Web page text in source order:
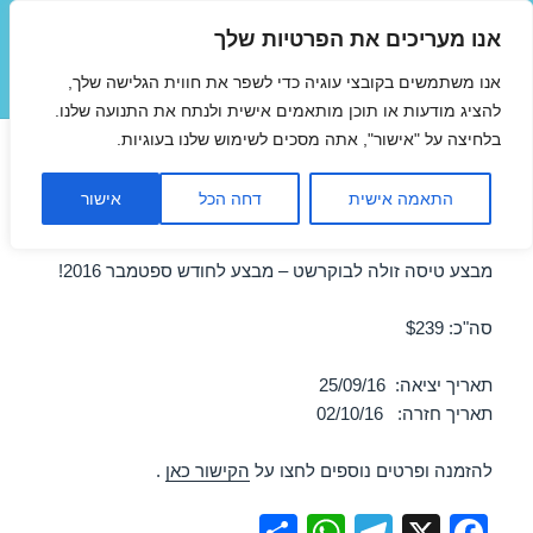
אנו מעריכים את הפרטיות שלך
אנו משתמשים בקובצי עוגיה כדי לשפר את חווית הגלישה שלך,
להציג מודעות או תוכן מותאמים אישית ולנתח את התנועה שלנו.
בלחיצה על "אישור", אתה מסכים לשימוש שלנו בעוגיות.
התאמה אישית דחה הכל אישור
תפריטים
ווידג'טים
טיסות לבוקרשט בספטמבר
25/09/2016
מבצע טיסה זולה לבוקרשט – מבצע לחודש ספטמבר 2016!
סה"כ: $239
תאריך יציאה: 25/09/16
תאריך חזרה: 02/10/16
להזמנה ופרטים נוספים לחצו על הקישור כאן .